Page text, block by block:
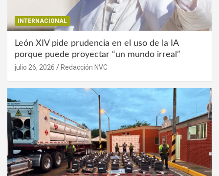
INTERNACIONAL
León XIV pide prudencia en el uso de la IA
porque puede proyectar “un mundo irreal”
julio 26, 2026 Redacción NVC